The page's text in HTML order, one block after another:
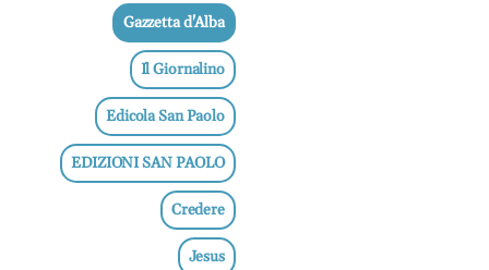
Gazzetta d'Alba
Il Giornalino
Edicola San Paolo
EDIZIONI SAN PAOLO
Credere
Jesus